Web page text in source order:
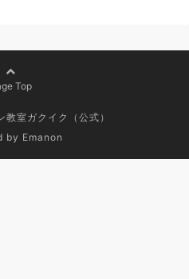
Top
室ガクイク（公式）
by Emanon